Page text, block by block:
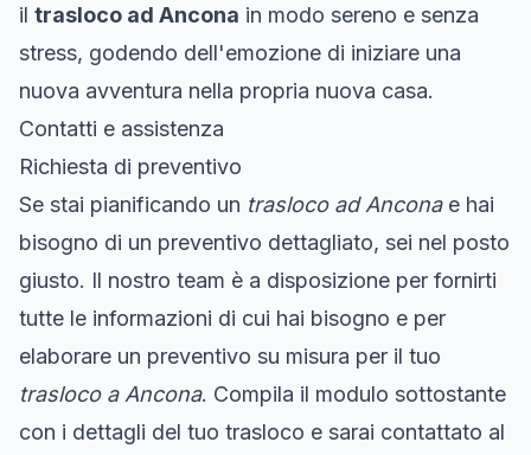
il trasloco ad Ancona in modo sereno e senza
stress, godendo dell'emozione di iniziare una
nuova avventura nella propria nuova casa.
Contatti e assistenza
Richiesta di preventivo
Se stai pianificando un trasloco ad Anconae hai
bisogno di un preventivo dettagliato, sei nel posto
giusto. Il nostro team è a disposizione per fornirti
tutte le informazioni di cui hai bisogno e per
elaborare un preventivo su misura per il tuo
trasloco a Ancona. Compila il modulo sottostante
con i dettagli del tuo trasloco e sarai contattato al